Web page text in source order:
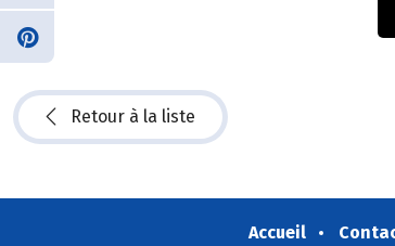
Retour à la liste
Accueil